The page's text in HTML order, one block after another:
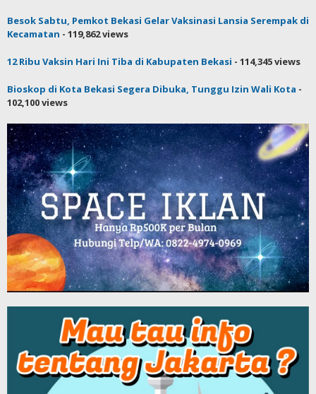
Besok Sabtu, Pemkot Bekasi Gelar Vaksinasi Lansia Serempak di
Kecamatan - 119,862 views
12 Ribu Vaksin Hari Ini Tiba di Kabupaten Bekasi - 114,345 views
Bioskop di Kota Bekasi Segera Dibuka, Tunggu Izin Wali Kota -
102,100 views